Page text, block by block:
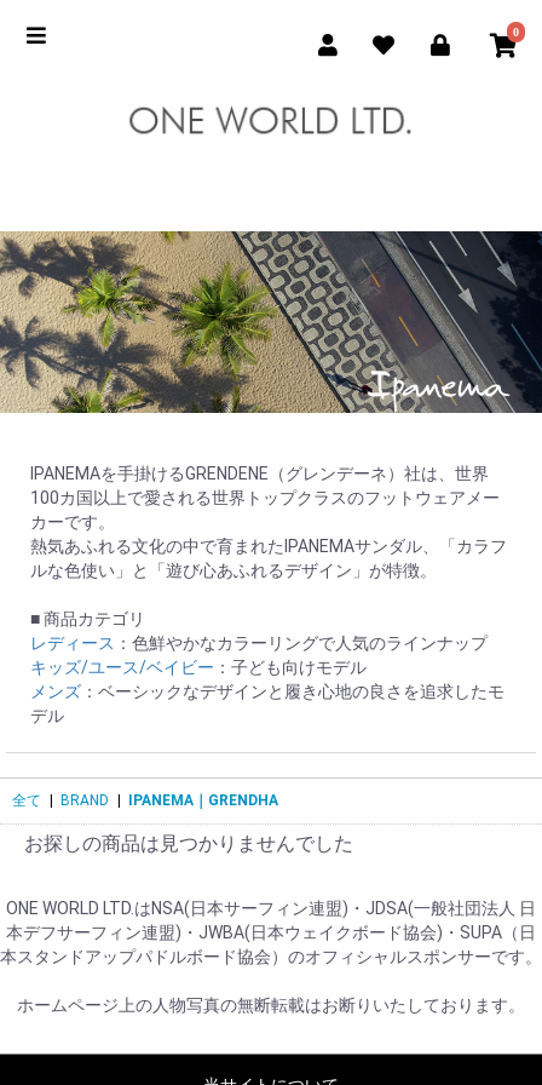
0
IPANEMAを手掛けるGRENDENE（グレンデーネ）社は、世界
100カ国以上で愛される世界トップクラスのフットウェアメー
カーです。
熱気あふれる文化の中で育まれたIPANEMAサンダル、「カラフ
ルな色使い」と「遊び心あふれるデザイン」が特徴。
■ 商品カテゴリ
レディース ：色鮮やかなカラーリングで人気のラインナップ
キッズ/ユース/ベイビー ：子ども向けモデル
メンズ ：ベーシックなデザインと履き心地の良さを追求したモ
デル
全て BRAND IPANEMA｜GRENDHA
お探しの商品は見つかりませんでした
ONE WORLD LTD.はNSA(日本サーフィン連盟)・JDSA(一般社団法人 日
本デフサーフィン連盟)・JWBA(日本ウェイクボード協会)・SUPA（日
本スタンドアップパドルボード協会）のオフィシャルスポンサーです。
ホームページ上の人物写真の無断転載はお断りいたしております。